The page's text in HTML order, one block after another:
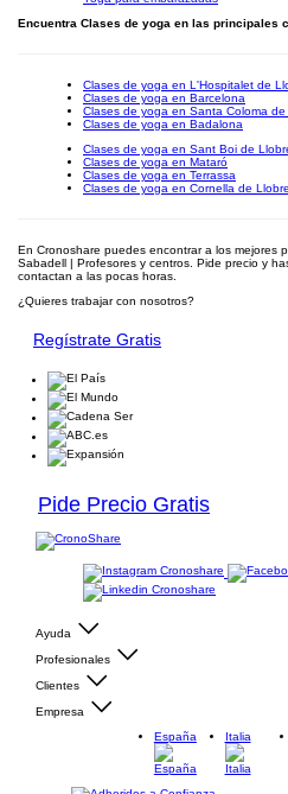
Encuentra Clases de yoga en las principales
Clases de yoga en L'Hospitalet de
Clases de yoga en Barcelona
Clases de yoga en Santa Coloma de
Clases de yoga en Badalona
Clases de yoga en Sant Boi de
Clases de yoga en Mataró
Clases de yoga en Terrassa
Clases de yoga en Cornella de
En Cronoshare puedes encontrar a los mejores
Sabadell | Profesores y centros. Pide precio y
contactan a las pocas horas.
¿Quieres trabajar con nosotros?
Regístrate Gratis
Pide Precio Gratis
Ayuda
Profesionales
Clientes
Empresa
España
Italia